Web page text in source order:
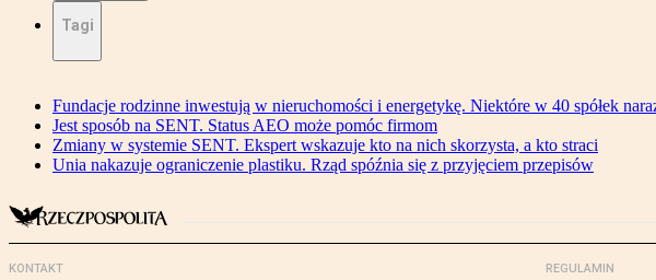
Tagi
Fundacje rodzinne inwestują w nieruchomości i energetykę. Niektóre w 40 spółek
Jest sposób na SENT. Status AEO może pomóc firmom
Zmiany w systemie SENT. Ekspert wskazuje kto na nich skorzysta, a kto straci
Unia nakazuje ograniczenie plastiku. Rząd spóźnia się z przyjęciem przepisów
KONTAKT REGULAMIN